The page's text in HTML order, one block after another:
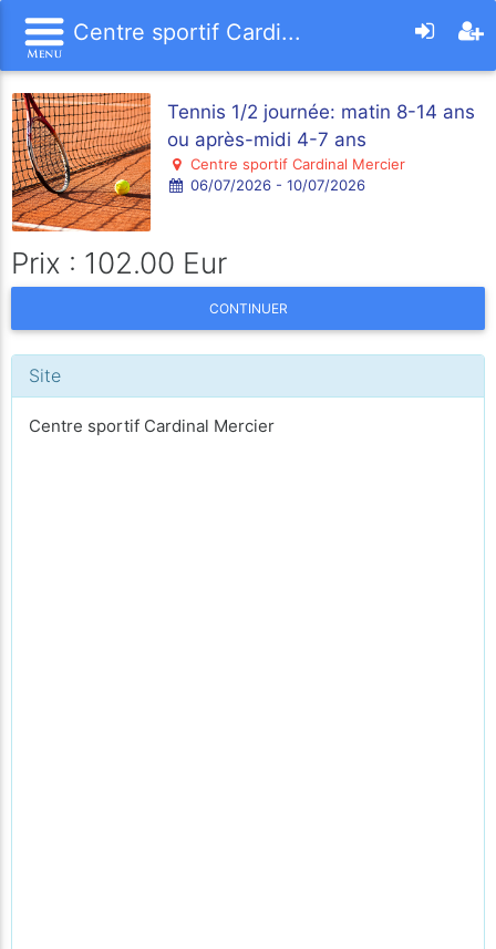
Centre sportif Cardi...
Tennis 1/2 journée: matin 8-14 ans
ou après-midi 4-7 ans
Centre sportif Cardinal Mercier
06/07/2026 - 10/07/2026
Prix : 102.00 Eur
CONTINUER
Site
Centre sportif Cardinal Mercier